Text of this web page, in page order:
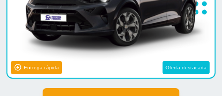
Entrega rápida Oferta destacada